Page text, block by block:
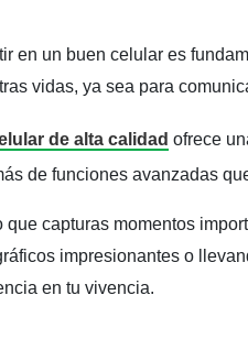
en un buen celular es
vidas, ya sea para
de alta calidad ofrece
de funciones avanzadas
que capturas momentos
impresionantes o
en tu vivencia.